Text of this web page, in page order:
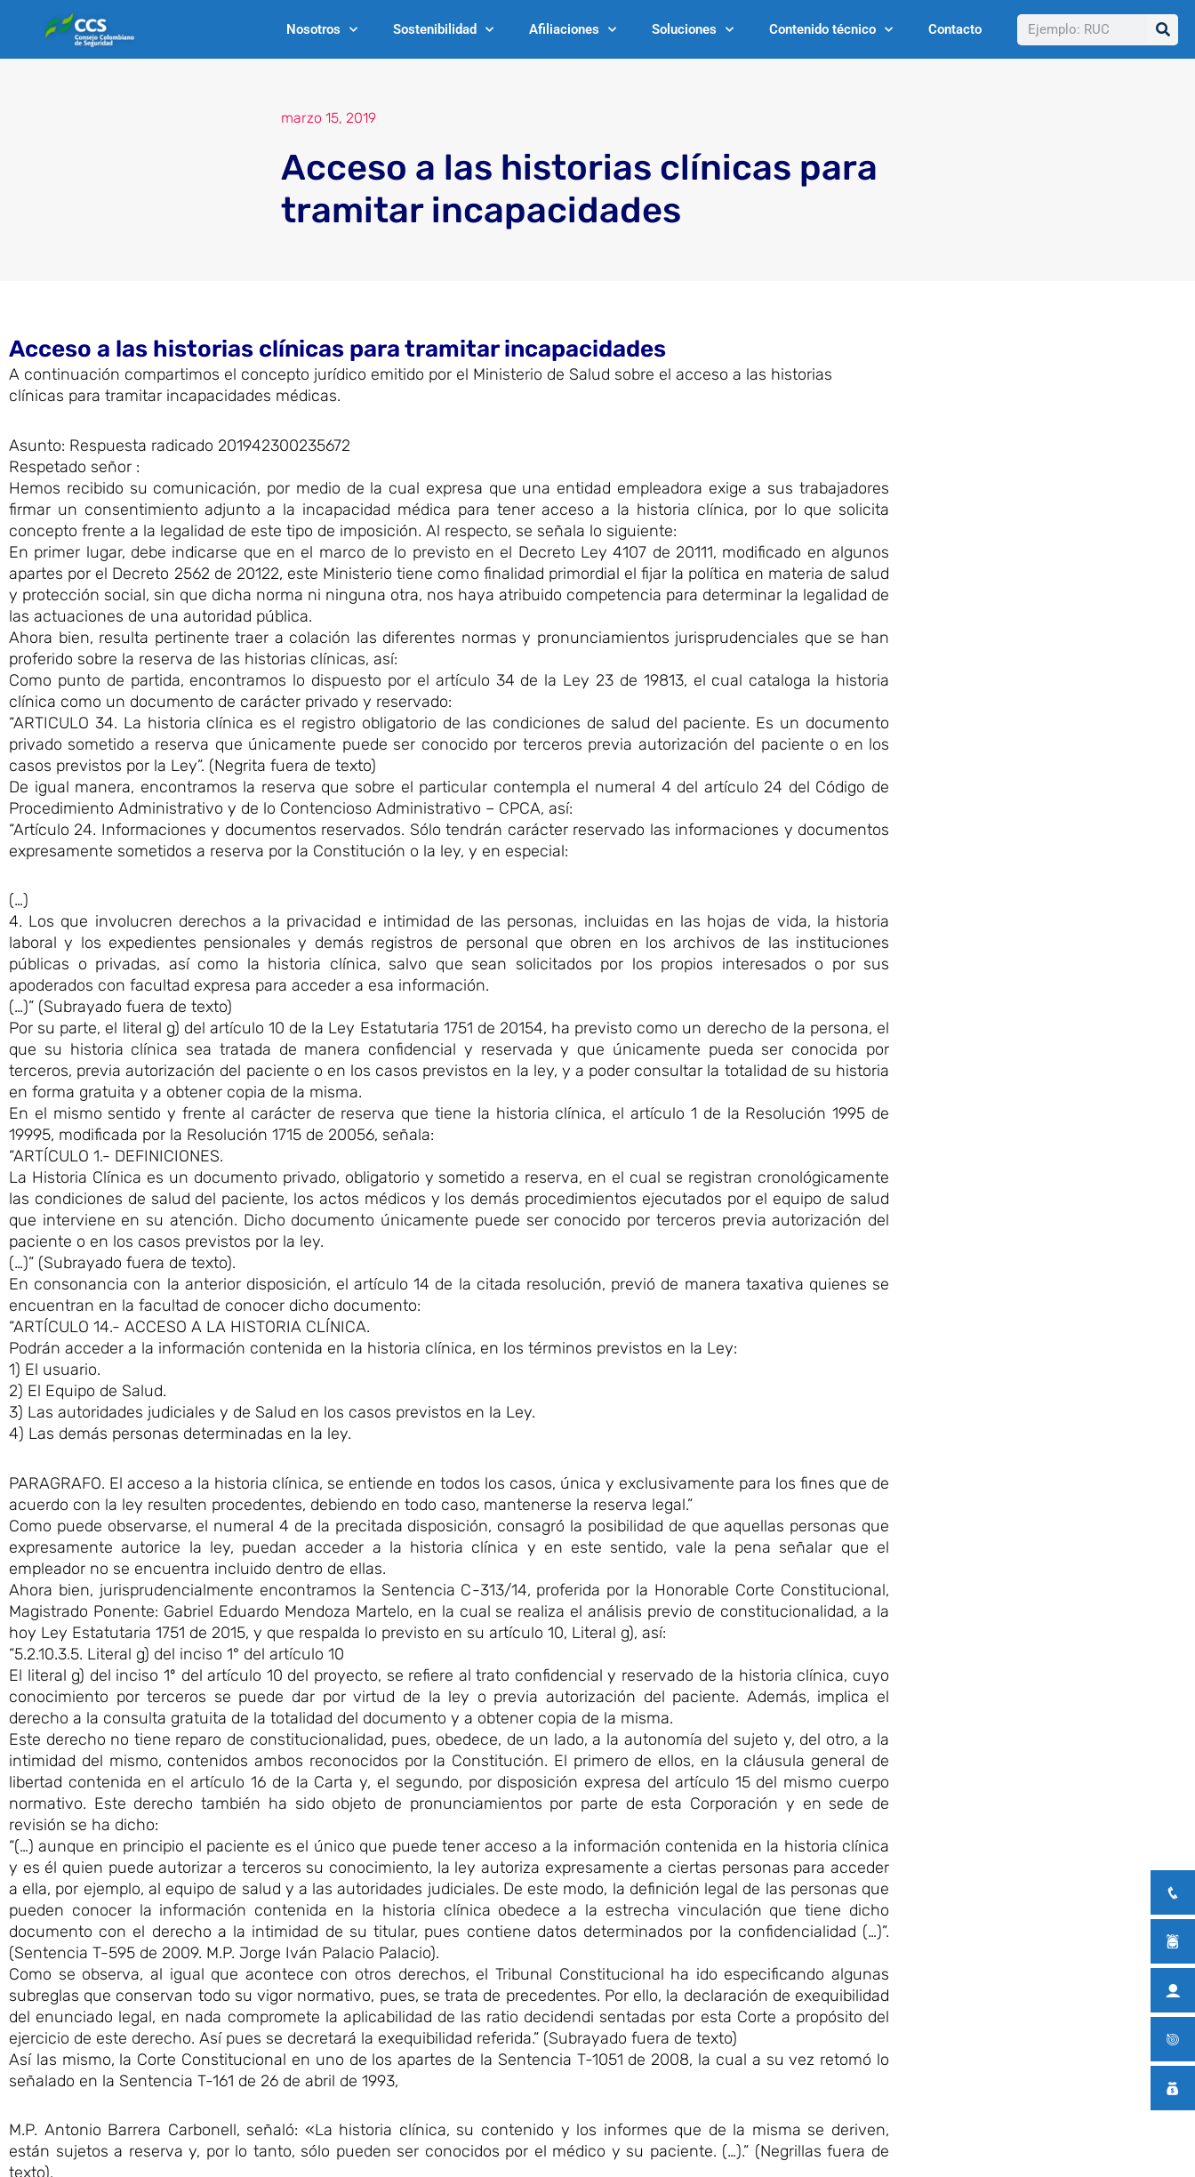
Nosotros Sostenibilidad Afiliaciones Soluciones Contenido técnico Contacto Buscar
marzo 15, 2019
Acceso a las historias clínicas para
tramitar incapacidades
Acceso a las historias clínicas para tramitar incapacidades
A continuación compartimos el concepto jurídico emitido por el Ministerio de Salud sobre el acceso a las historias
clínicas para tramitar incapacidades médicas.
Asunto: Respuesta radicado 201942300235672
Respetado señor :
Hemos recibido su comunicación, por medio de la cual expresa que una entidad empleadora exige a sus trabajadores
firmar un consentimiento adjunto a la incapacidad médica para tener acceso a la historia clínica, por lo que solicita
concepto frente a la legalidad de este tipo de imposición. Al respecto, se señala lo siguiente:
En primer lugar, debe indicarse que en el marco de lo previsto en el Decreto Ley 4107 de 20111, modificado en algunos
apartes por el Decreto 2562 de 20122, este Ministerio tiene como finalidad primordial el fijar la política en materia de salud
y protección social, sin que dicha norma ni ninguna otra, nos haya atribuido competencia para determinar la legalidad de
las actuaciones de una autoridad pública.
Ahora bien, resulta pertinente traer a colación las diferentes normas y pronunciamientos jurisprudenciales que se han
proferido sobre la reserva de las historias clínicas, así:
Como punto de partida, encontramos lo dispuesto por el artículo 34 de la Ley 23 de 19813, el cual cataloga la historia
clínica como un documento de carácter privado y reservado:
“ARTICULO 34. La historia clínica es el registro obligatorio de las condiciones de salud del paciente. Es un documento
privado sometido a reserva que únicamente puede ser conocido por terceros previa autorización del paciente o en los
casos previstos por la Ley”. (Negrita fuera de texto)
De igual manera, encontramos la reserva que sobre el particular contempla el numeral 4 del artículo 24 del Código de
Procedimiento Administrativo y de lo Contencioso Administrativo – CPCA, así:
“Artículo 24. Informaciones y documentos reservados. Sólo tendrán carácter reservado las informaciones y documentos
expresamente sometidos a reserva por la Constitución o la ley, y en especial:
(…)
4. Los que involucren derechos a la privacidad e intimidad de las personas, incluidas en las hojas de vida, la historia
laboral y los expedientes pensionales y demás registros de personal que obren en los archivos de las instituciones
públicas o privadas, así como la historia clínica, salvo que sean solicitados por los propios interesados o por sus
apoderados con facultad expresa para acceder a esa información.
(…)” (Subrayado fuera de texto)
Por su parte, el literal g) del artículo 10 de la Ley Estatutaria 1751 de 20154, ha previsto como un derecho de la persona, el
que su historia clínica sea tratada de manera confidencial y reservada y que únicamente pueda ser conocida por
terceros, previa autorización del paciente o en los casos previstos en la ley, y a poder consultar la totalidad de su historia
en forma gratuita y a obtener copia de la misma.
En el mismo sentido y frente al carácter de reserva que tiene la historia clínica, el artículo 1 de la Resolución 1995 de
19995, modificada por la Resolución 1715 de 20056, señala:
“ARTÍCULO 1.- DEFINICIONES.
La Historia Clínica es un documento privado, obligatorio y sometido a reserva, en el cual se registran cronológicamente
las condiciones de salud del paciente, los actos médicos y los demás procedimientos ejecutados por el equipo de salud
que interviene en su atención. Dicho documento únicamente puede ser conocido por terceros previa autorización del
paciente o en los casos previstos por la ley.
(…)” (Subrayado fuera de texto).
En consonancia con la anterior disposición, el artículo 14 de la citada resolución, previó de manera taxativa quienes se
encuentran en la facultad de conocer dicho documento:
“ARTÍCULO 14.- ACCESO A LA HISTORIA CLÍNICA.
Podrán acceder a la información contenida en la historia clínica, en los términos previstos en la Ley:
1) El usuario.
2) El Equipo de Salud.
3) Las autoridades judiciales y de Salud en los casos previstos en la Ley.
4) Las demás personas determinadas en la ley.
PARAGRAFO. El acceso a la historia clínica, se entiende en todos los casos, única y exclusivamente para los fines que de
acuerdo con la ley resulten procedentes, debiendo en todo caso, mantenerse la reserva legal.”
Como puede observarse, el numeral 4 de la precitada disposición, consagró la posibilidad de que aquellas personas que
expresamente autorice la ley, puedan acceder a la historia clínica y en este sentido, vale la pena señalar que el
empleador no se encuentra incluido dentro de ellas.
Ahora bien, jurisprudencialmente encontramos la Sentencia C-313/14, proferida por la Honorable Corte Constitucional,
Magistrado Ponente: Gabriel Eduardo Mendoza Martelo, en la cual se realiza el análisis previo de constitucionalidad, a la
hoy Ley Estatutaria 1751 de 2015, y que respalda lo previsto en su artículo 10, Literal g), así:
“5.2.10.3.5. Literal g) del inciso 1° del artículo 10
El literal g) del inciso 1º del artículo 10 del proyecto, se refiere al trato confidencial y reservado de la historia clínica, cuyo
conocimiento por terceros se puede dar por virtud de la ley o previa autorización del paciente. Además, implica el
derecho a la consulta gratuita de la totalidad del documento y a obtener copia de la misma.
Este derecho no tiene reparo de constitucionalidad, pues, obedece, de un lado, a la autonomía del sujeto y, del otro, a la
intimidad del mismo, contenidos ambos reconocidos por la Constitución. El primero de ellos, en la cláusula general de
libertad contenida en el artículo 16 de la Carta y, el segundo, por disposición expresa del artículo 15 del mismo cuerpo
normativo. Este derecho también ha sido objeto de pronunciamientos por parte de esta Corporación y en sede de
revisión se ha dicho:
“(…) aunque en principio el paciente es el único que puede tener acceso a la información contenida en la historia clínica
y es él quien puede autorizar a terceros su conocimiento, la ley autoriza expresamente a ciertas personas para acceder
a ella, por ejemplo, al equipo de salud y a las autoridades judiciales. De este modo, la definición legal de las personas que
pueden conocer la información contenida en la historia clínica obedece a la estrecha vinculación que tiene dicho
documento con el derecho a la intimidad de su titular, pues contiene datos determinados por la confidencialidad (…)”.
(Sentencia T-595 de 2009. M.P. Jorge Iván Palacio Palacio).
Como se observa, al igual que acontece con otros derechos, el Tribunal Constitucional ha ido especificando algunas
subreglas que conservan todo su vigor normativo, pues, se trata de precedentes. Por ello, la declaración de exequibilidad
del enunciado legal, en nada compromete la aplicabilidad de las ratio decidendi sentadas por esta Corte a propósito del
ejercicio de este derecho. Así pues se decretará la exequibilidad referida.” (Subrayado fuera de texto)
Así las mismo, la Corte Constitucional en uno de los apartes de la Sentencia T-1051 de 2008, la cual a su vez retomó lo
señalado en la Sentencia T-161 de 26 de abril de 1993,
M.P. Antonio Barrera Carbonell, señaló: «La historia clínica, su contenido y los informes que de la misma se deriven,
están sujetos a reserva y, por lo tanto, sólo pueden ser conocidos por el médico y su paciente. (…).” (Negrillas fuera de
texto).